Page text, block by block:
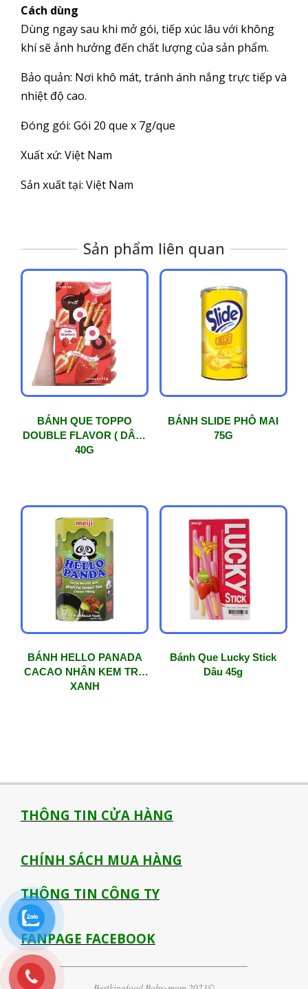
Cách dùng
Dùng ngay sau khi mở gói, tiếp xúc lâu với không
khí sẽ ảnh hưởng đến chất lượng của sản phẩm.
Bảo quản: Nơi khô mát, tránh ánh nắng trực tiếp và
nhiệt độ cao.
Đóng gói: Gói 20 que x 7g/que
Xuất xứ: Việt Nam
Sản xuất tại: Việt Nam
Sản phẩm liên quan
BÁNH QUE TOPPO
DOUBLE FLAVOR ( DÂU)
40G
BÁNH SLIDE PHÔ MAI
75G
BÁNH HELLO PANADA
CACAO NHÂN KEM TRÀ
XANH
Bánh Que Lucky Stick
Dâu 45g
THÔNG TIN CỬA HÀNG
CHÍNH SÁCH MUA HÀNG
THÔNG TIN CÔNG TY
FANPAGE FACEBOOK